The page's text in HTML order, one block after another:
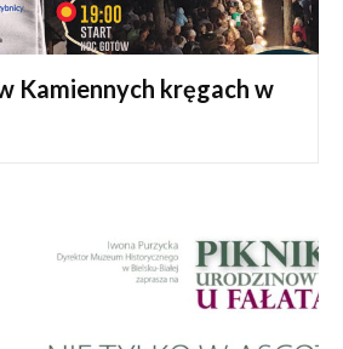
Kamiennych kręgach w